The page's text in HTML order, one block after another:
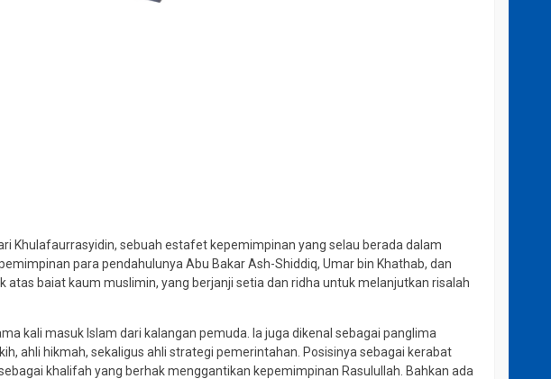
Khulafaurrasyidin, sebuah estafet kepemimpinan yang selau berada dalam
para pendahulunya Abu Bakar Ash-Shiddiq, Umar bin Khathab, dan
baiat kaum muslimin, yang berjanji setia dan ridha untuk melanjutkan risalah
kali masuk Islam dari kalangan pemuda. Ia juga dikenal sebagai panglima
ahli hikmah, sekaligus ahli strategi pemerintahan. Posisinya sebagai kerabat
khalifah yang berhak menggantikan kepemimpinan Rasulullah. Bahkan ada